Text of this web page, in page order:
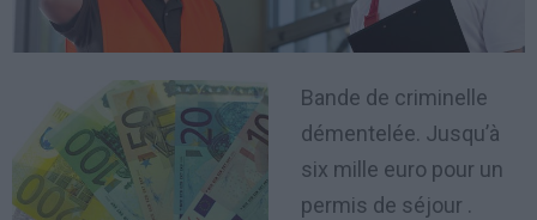
Bande de criminelle
démentelée. Jusqu’à
six mille euro pour un
permis de séjour .